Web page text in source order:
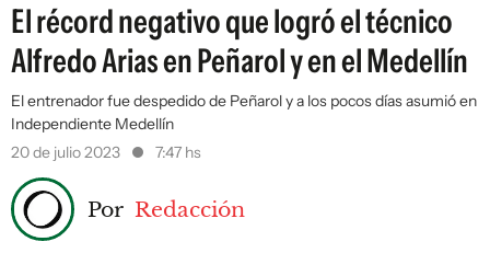
El récord negativo que logró el técnico
Alfredo Arias en Peñarol y en el Medellín
El entrenador fue despedido de Peñarol y a los pocos días asumió en
Independiente Medellín
20 de julio 2023
7:47 hs
Por Redacción